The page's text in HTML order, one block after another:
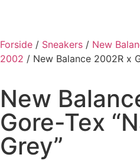
Forside / Sneakers / New
2002 / New Balance 2002R x
New
Gore-Tex
Grey”